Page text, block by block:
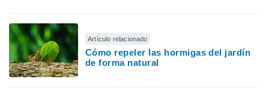
de
de
de
uso de
Artículo relacionado
Cómo repeler las hormigas del jardín
de forma natural